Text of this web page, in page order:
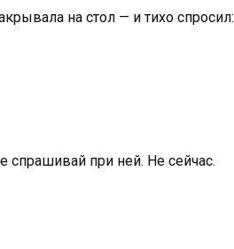
на стол — и тихо спросил:
спрашивай при ней. Не сейчас.